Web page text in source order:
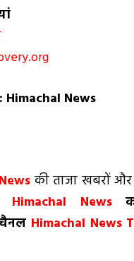
Himachal News
की ताजा खबरों
Himachal News
Himachal News